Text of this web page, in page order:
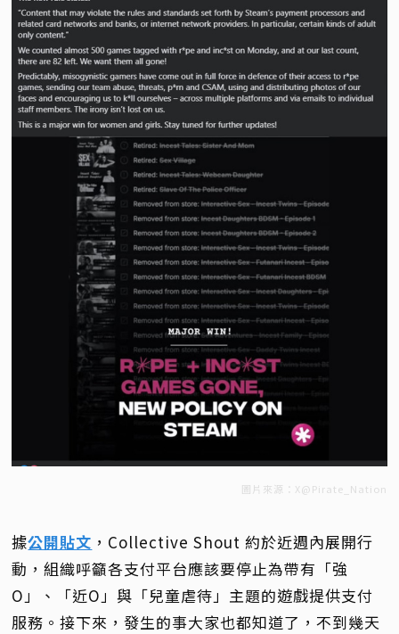
圖片來源：X@Pirate_Nation
據公開貼文 ，Collective Shout 約於近週內展開行
動，組織呼籲各支付平台應該要停止為帶有「強
O」、「近O」與「兒童虐待」主題的遊戲提供支付
服務。接下來，發生的事大家也都知道了，不到幾天